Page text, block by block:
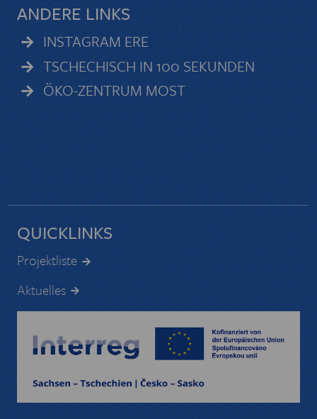
ANDERE LINKS
INSTAGRAM ERE
TSCHECHISCH IN 100 SEKUNDEN
ÖKO-ZENTRUM MOST
QUICKLINKS
Projektliste
Aktuelles